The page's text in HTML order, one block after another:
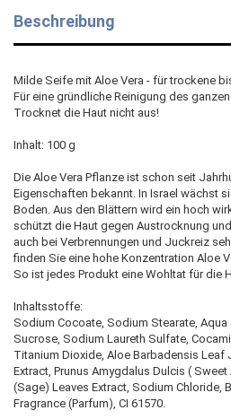
Beschreibung
Milde Seife mit Aloe Vera - für trockene
Für eine gründliche Reinigung des ganzen
Trocknet die Haut nicht aus!
Inhalt: 100 g
Die Aloe Vera Pflanze ist schon seit
Eigenschaften bekannt. In Israel wächst
Boden. Aus den Blättern wird ein hoch
schützt die Haut gegen Austrocknung
auch bei Verbrennungen und Juckreiz
finden Sie eine hohe Konzentration Aloe
So ist jedes Produkt eine Wohltat für die
Inhaltsstoffe:
Sodium Cocoate, Sodium Stearate, Aqua
Sucrose, Sodium Laureth Sulfate,
Titanium Dioxide, Aloe Barbadensis
Extract, Prunus Amygdalus Dulcis (
(Sage) Leaves Extract, Sodium Chloride,
Fragrance (Parfum), CI 61570.